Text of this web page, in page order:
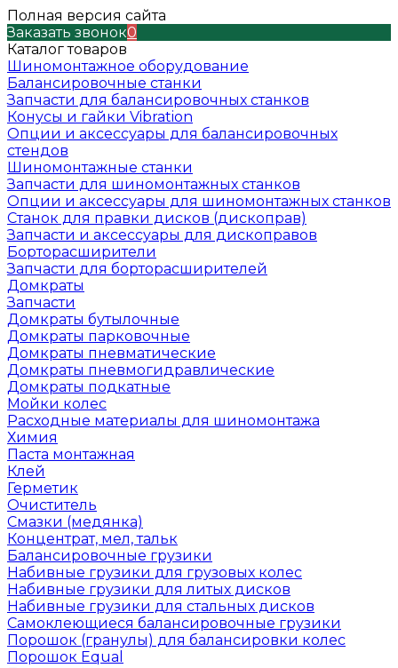
Полная версия сайта
Заказать звонок0
Каталог товаров
Шиномонтажное оборудование
Балансировочные станки
Запчасти для балансировочных станков
Конусы и гайки Vibration
Опции и аксессуары для балансировочных
стендов
Шиномонтажные станки
Запчасти для шиномонтажных станков
Опции и аксессуары для шиномонтажных станков
Станок для правки дисков (дископрав)
Запчасти и аксессуары для дископравов
Борторасширители
Запчасти для борторасширителей
Домкраты
Запчасти
Домкраты бутылочные
Домкраты парковочные
Домкраты пневматические
Домкраты пневмогидравлические
Домкраты подкатные
Мойки колес
Расходные материалы для шиномонтажа
Химия
Паста монтажная
Клей
Герметик
Очиститель
Смазки (медянка)
Концентрат, мел, тальк
Балансировочные грузики
Набивные грузики для грузовых колес
Набивные грузики для литых дисков
Набивные грузики для стальных дисков
Самоклеющиеся балансировочные грузики
Порошок (гранулы) для балансировки колес
Порошок Equal